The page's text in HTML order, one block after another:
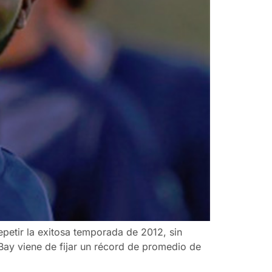
la exitosa temporada de 2012, sin
viene de fijar un récord de promedio de